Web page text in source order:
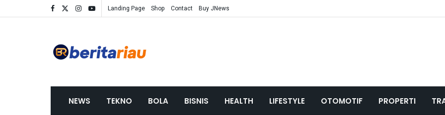
Landing Page Shop Contact Buy JNews
NEWS TEKNO BOLA BISNIS HEALTH LIFESTYLE OTOMOTIF PROPERTI